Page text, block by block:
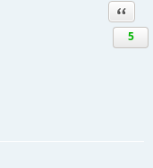
5